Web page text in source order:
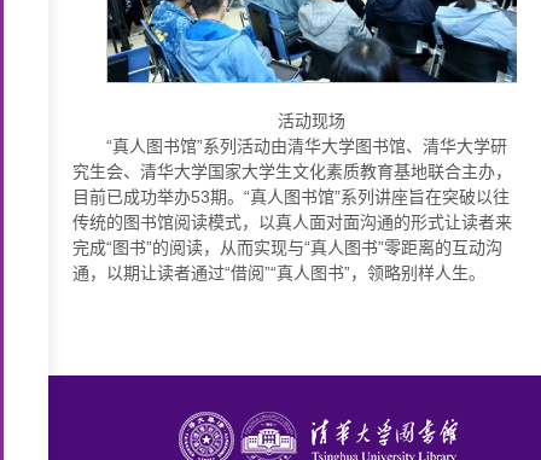
活动现场
“真人图书馆”系列活动由清华大学图书馆、清华大学研
究生会、清华大学国家大学生文化素质教育基地联合主办，
目前已成功举办53期。“真人图书馆”系列讲座旨在突破以往
传统的图书馆阅读模式，以真人面对面沟通的形式让读者来
完成“图书”的阅读，从而实现与“真人图书”零距离的互动沟
通，以期让读者通过“借阅”“真人图书”，领略别样人生。